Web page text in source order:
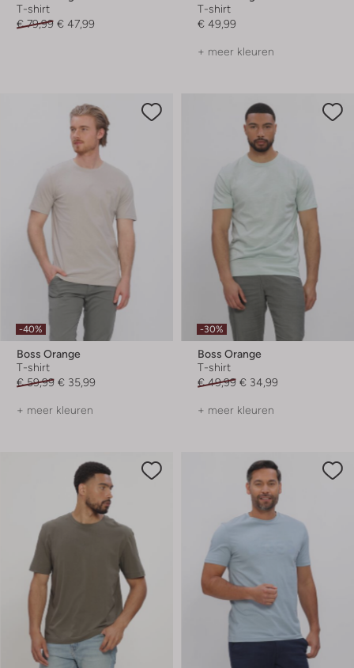
T-shirt
€ 79,99 € 47,99
T-shirt
€ 49,99
+ meer kleuren
-40%
Boss Orange
T-shirt
€ 59,99 € 35,99
+ meer kleuren
-30%
Boss Orange
T-shirt
€ 49,99 € 34,99
+ meer kleuren